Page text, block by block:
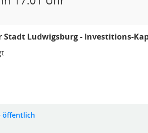
Stadt Ludwigsburg - Investitions-
öffentlich